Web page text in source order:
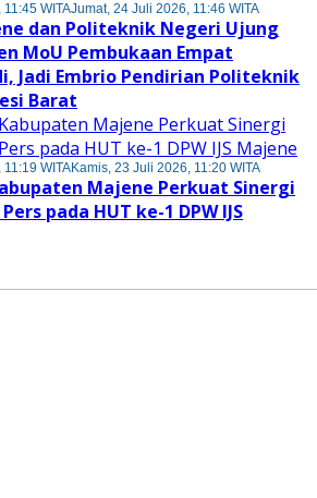
WITAJumat, 24 Juli 2026, 11:46 WITA
dan Politeknik Negeri Ujung
MoU Pembukaan Empat
Jadi Embrio Pendirian Politeknik
Barat
WITAKamis, 23 Juli 2026, 11:20 WITA
Majene Perkuat Sinergi
pada HUT ke-1 DPW IJS